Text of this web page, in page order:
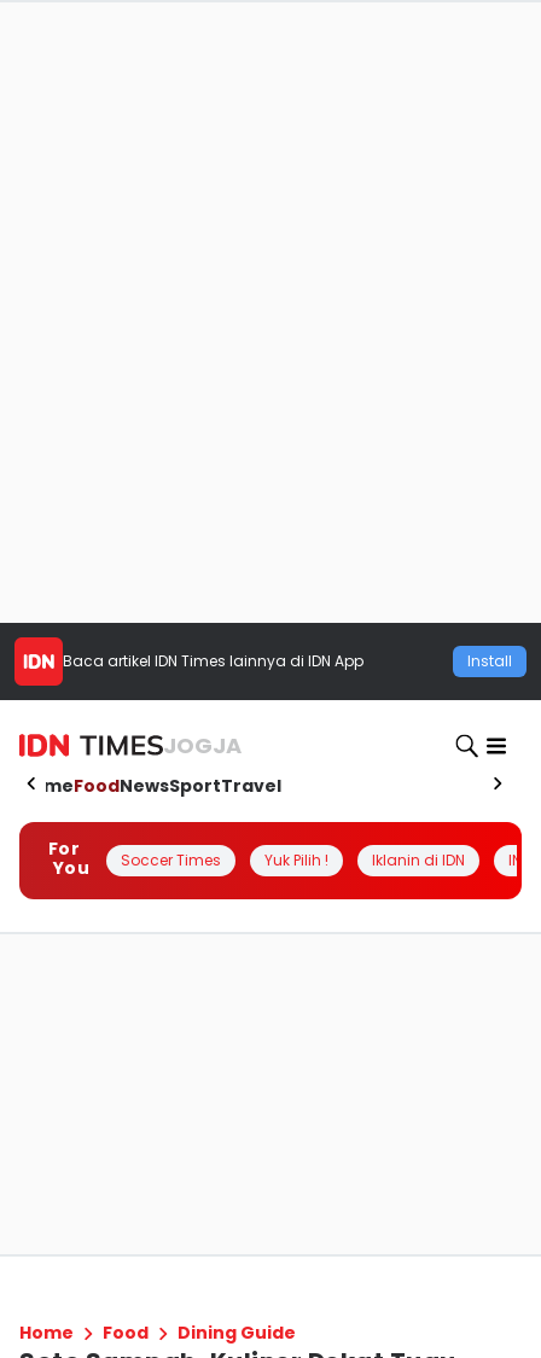
Baca artikel IDN Times lainnya di IDN App Install
JOGJA
HomeFoodNewsSportTravel
For
You
Soccer Times Yuk Pilih ! Iklanin di IDN
Home Food Dining Guide